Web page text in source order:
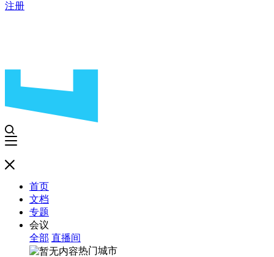
注册
首页
文档
专题
会议
全部 直播间
热门城市